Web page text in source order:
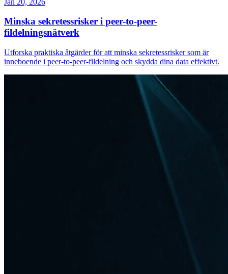
Minska sekretessrisker i peer-to-peer-
fildelningsnätverk
Utforska praktiska åtgärder för att minska sekretessrisker som är
inneboende i peer-to-peer-fildelning och skydda dina data effektivt.